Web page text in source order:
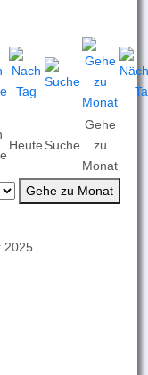
Heute Suche
Gehe
zu
Monat
Gehe zu Monat
2025